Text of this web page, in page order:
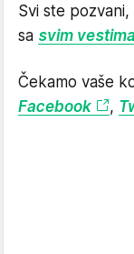
Svi ste
sa svim
Čekamo vaše
Facebook
,